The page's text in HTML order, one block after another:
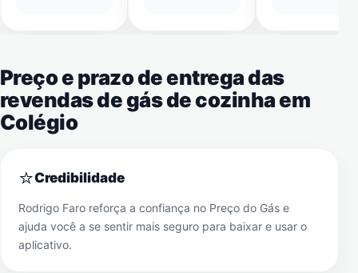
Preço e prazo de entrega das
revendas de gás de cozinha em
Colégio
⭐Credibilidade
Rodrigo Faro reforça a confiança no Preço do Gás e
ajuda você a se sentir mais seguro para baixar e usar o
aplicativo.